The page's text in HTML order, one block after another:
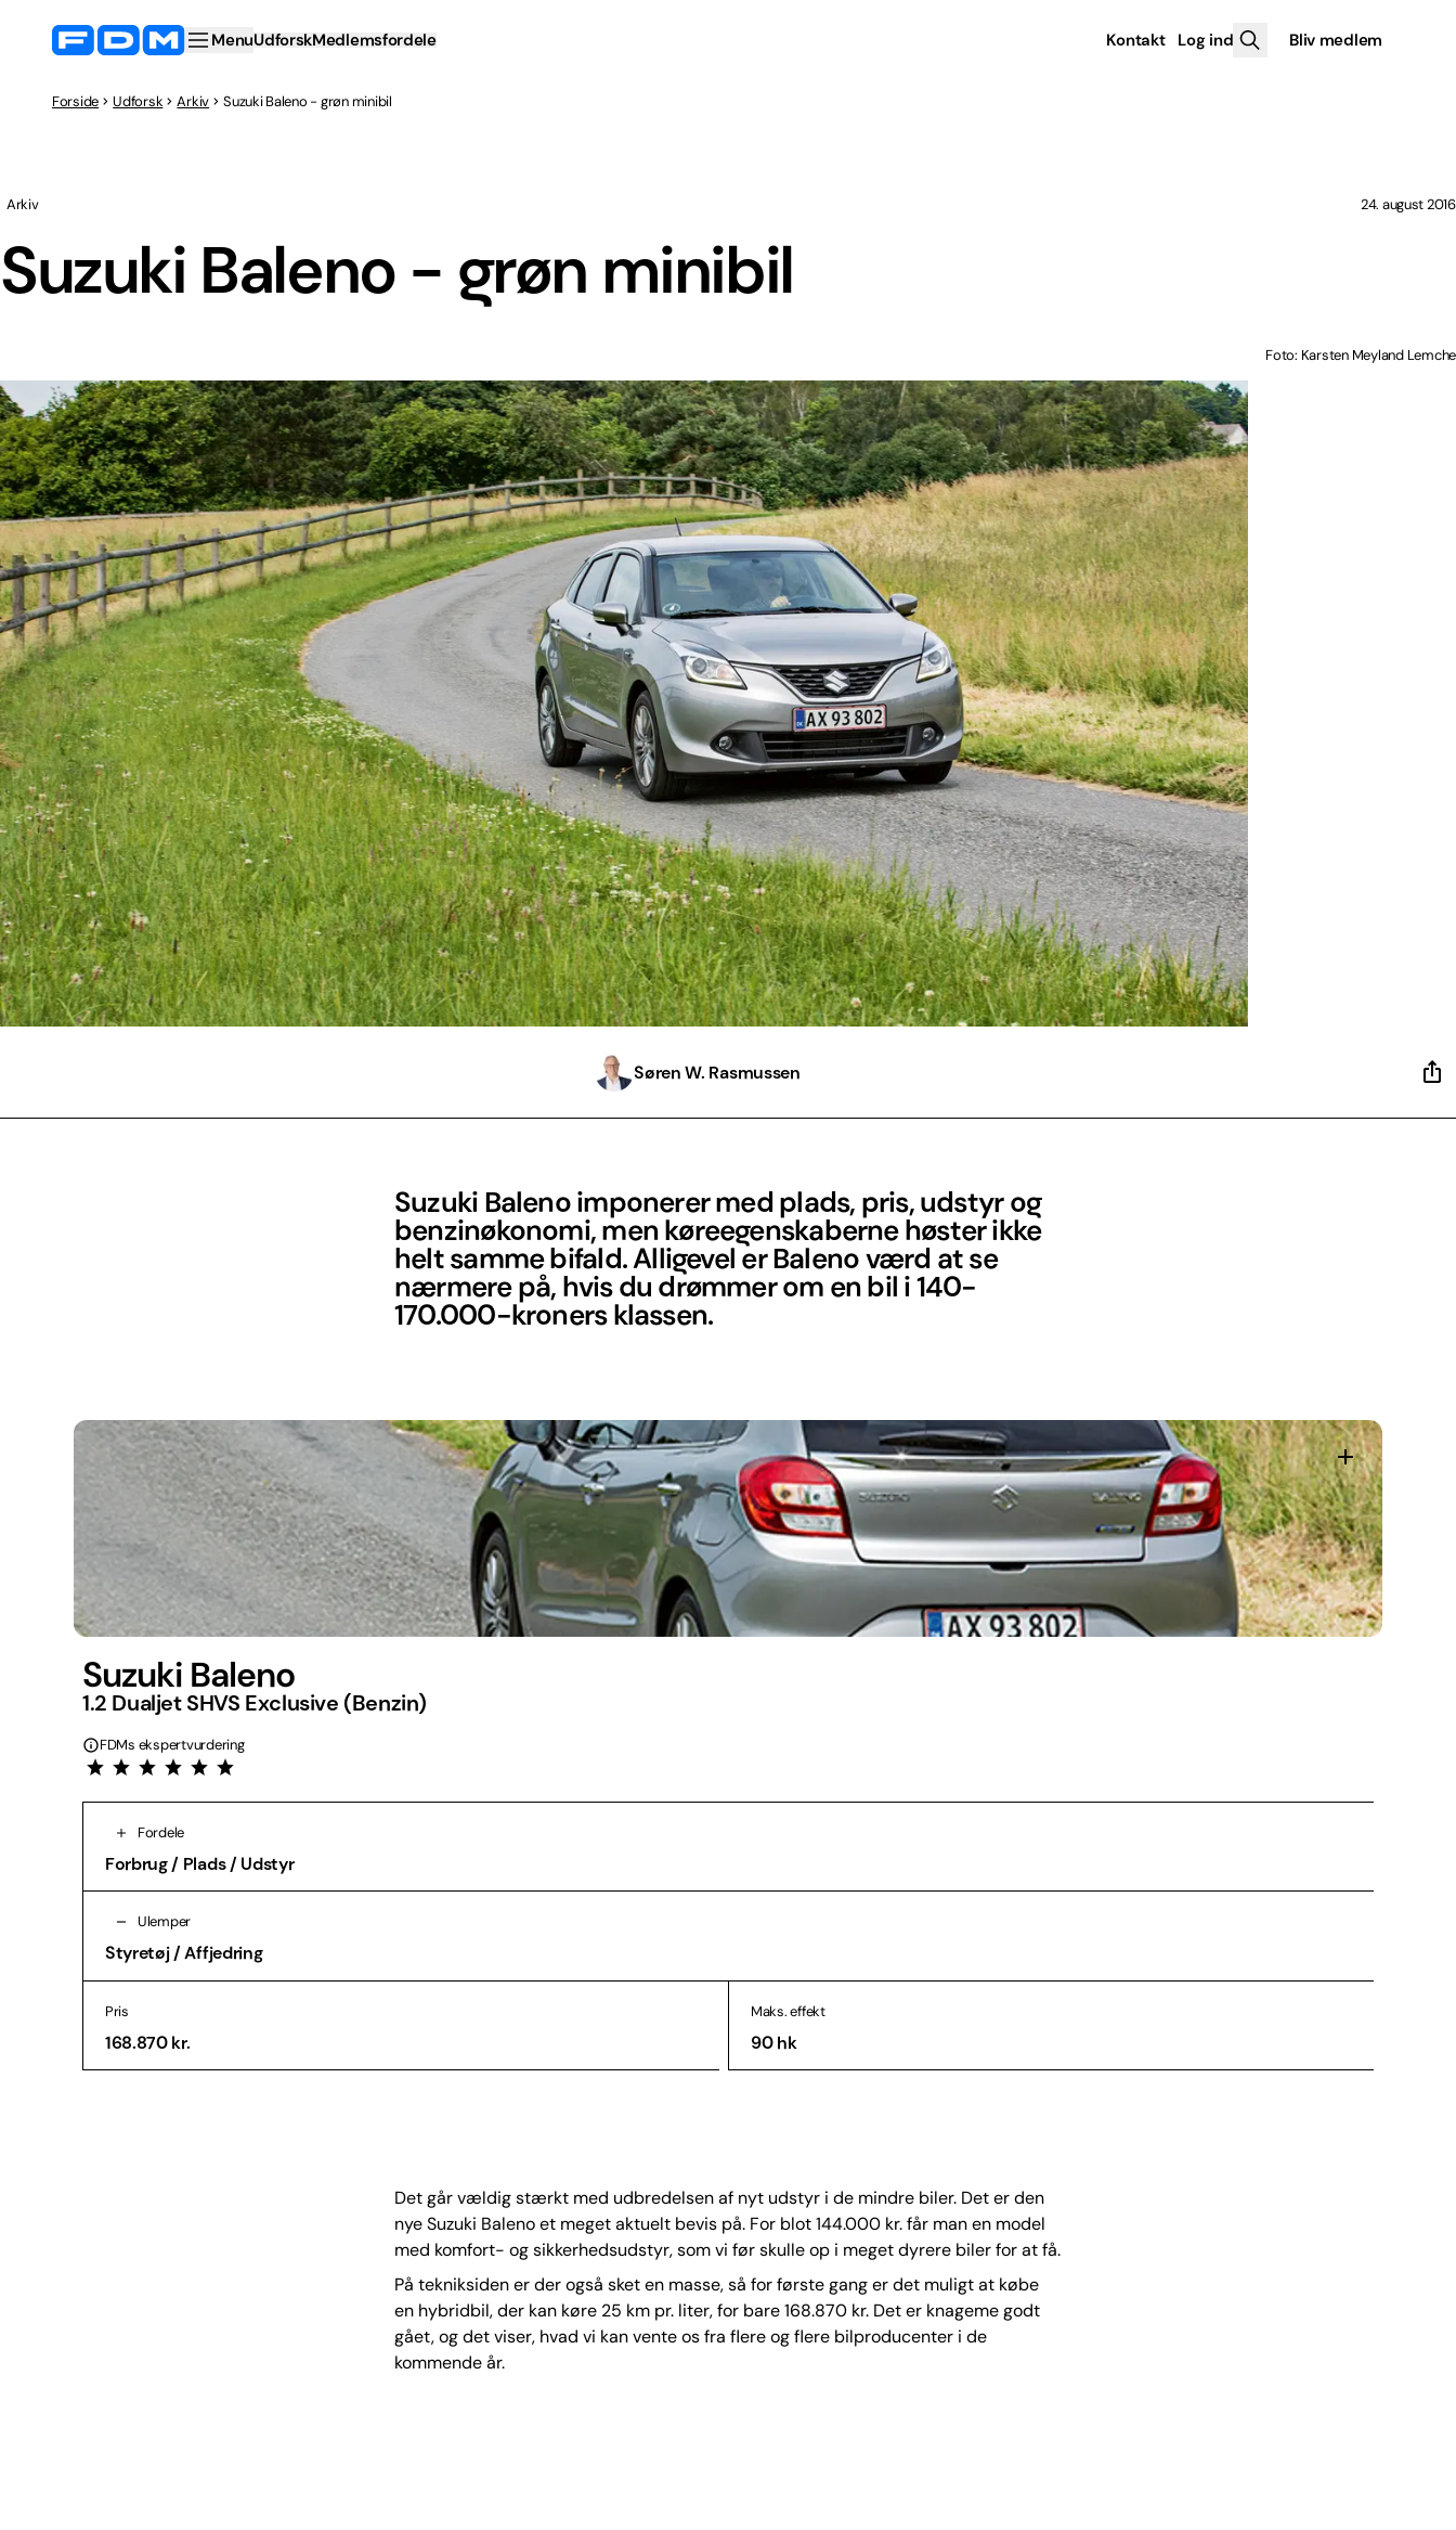
MenuUdforskMedlemsfordele Kontakt Log ind Bliv medlem
Forside Udforsk Arkiv Suzuki Baleno - grøn minibil
Suzuki Baleno - grøn minibil
Arkiv 24. august 2016
Foto: Karsten Meyland Lemche
Søren W. Rasmussen
Suzuki Baleno imponerer med plads, pris, udstyr og
benzinøkonomi, men køreegenskaberne høster ikke
helt samme bifald. Alligevel er Baleno værd at se
nærmere på, hvis du drømmer om en bil i 140-
170.000-kroners klassen.
Suzuki Baleno
1.2 Dualjet SHVS Exclusive (Benzin)
FDMs ekspertvurdering
Fordele
Forbrug / Plads / Udstyr
Ulemper
Styretøj / Affjedring
Pris
168.870 kr.
Maks. effekt
90 hk
Det går vældig stærkt med udbredelsen af nyt udstyr i de mindre biler. Det er den
nye Suzuki Baleno et meget aktuelt bevis på. For blot 144.000 kr. får man en model
med komfort- og sikkerhedsudstyr, som vi før skulle op i meget dyrere biler for at få.
På tekniksiden er der også sket en masse, så for første gang er det muligt at købe
en hybridbil, der kan køre 25 km pr. liter, for bare 168.870 kr. Det er knageme godt
gået, og det viser, hvad vi kan vente os fra flere og flere bilproducenter i de
kommende år.